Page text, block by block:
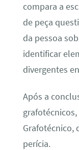
compara a
de peça
da pessoa
identificar
divergentes
Após a
Grafotécnico,
perícia.